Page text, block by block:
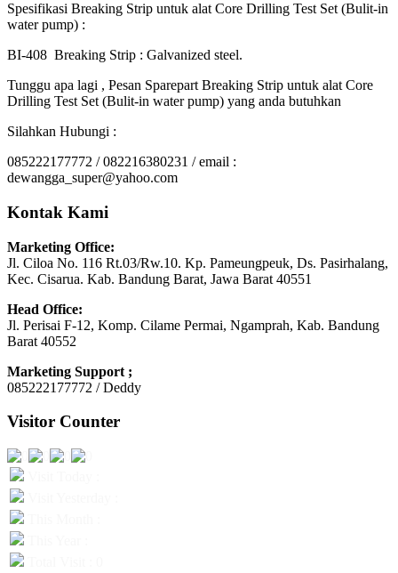
Spesifikasi Breaking Strip untuk alat Core Drilling Test Set (Bulit-in
water pump) :
BI-408 Breaking Strip : Galvanized steel.
Tunggu apa lagi , Pesan Sparepart Breaking Strip untuk alat Core
Drilling Test Set (Bulit-in water pump) yang anda butuhkan
Silahkan Hubungi :
085222177772 / 082216380231 / email :
dewangga_super@yahoo.com
Kontak Kami
Marketing Office:
Jl. Ciloa No. 116 Rt.03/Rw.10. Kp. Pameungpeuk, Ds. Pasirhalang,
Kec. Cisarua. Kab. Bandung Barat, Jawa Barat 40551
Head Office:
Jl. Perisai F-12, Komp. Cilame Permai, Ngamprah, Kab. Bandung
Barat 40552
Marketing Support ;
085222177772 / Deddy
Visitor Counter